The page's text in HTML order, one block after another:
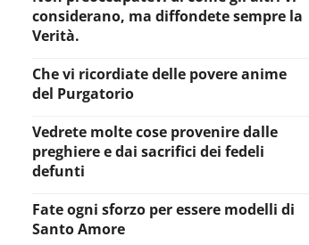
considerano, ma diffondete sempre la
Verità.
Che vi ricordiate delle povere anime
del Purgatorio
Vedrete molte cose provenire dalle
preghiere e dai sacrifici dei fedeli
defunti
Fate ogni sforzo per essere modelli di
Santo Amore